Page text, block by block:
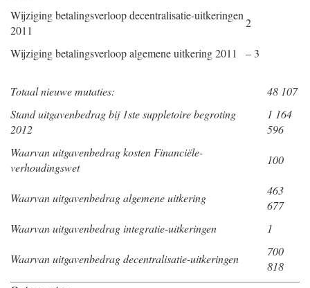
Wijziging betalingsverloop decentralisatie-uitkeringen
2011
2
Wijziging betalingsverloop algemene uitkering 2011 – 3
Totaal nieuwe mutaties:
48 107
Stand uitgavenbedrag bij 1ste suppletoire begroting
2012
1 164
596
Waarvan uitgavenbedrag kosten Financiële-
verhoudingswet
100
Waarvan uitgavenbedrag algemene uitkering
463
677
Waarvan uitgavenbedrag integratie-uitkeringen
1
Waarvan uitgavenbedrag decentralisatie-uitkeringen
700
818